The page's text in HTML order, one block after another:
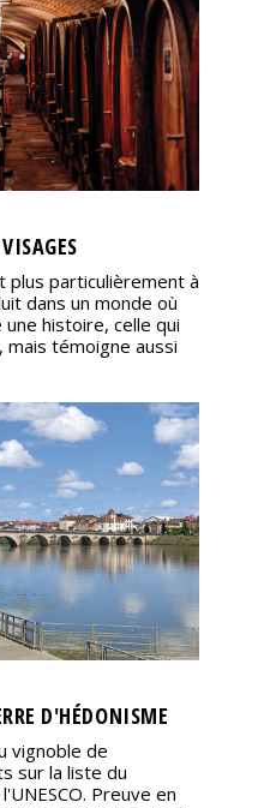
plus particulièrement à
dans un monde où
histoire, celle qui
mais témoigne aussi
D'HÉDONISME
vignoble de
sur la liste du
Preuve en